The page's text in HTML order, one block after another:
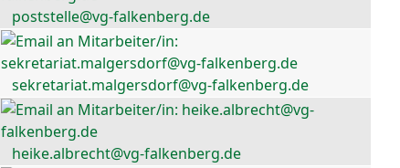
poststelle@vg-falkenberg.de
sekretariat.malgersdorf@vg-falkenberg.de
heike.albrecht@vg-falkenberg.de